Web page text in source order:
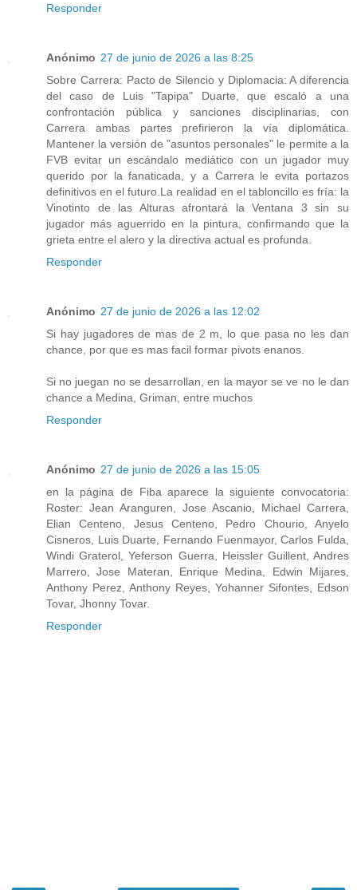
Responder
Anónimo 27 de junio de 2026 a las 8:25
Sobre Carrera: Pacto de Silencio y Diplomacia: A diferencia
del caso de Luis "Tapipa" Duarte, que escaló a una
confrontación pública y sanciones disciplinarias, con
Carrera ambas partes prefirieron la vía diplomática.
Mantener la versión de "asuntos personales" le permite a la
FVB evitar un escándalo mediático con un jugador muy
querido por la fanaticada, y a Carrera le evita portazos
definitivos en el futuro.La realidad en el tabloncillo es fría: la
Vinotinto de las Alturas afrontará la Ventana 3 sin su
jugador más aguerrido en la pintura, confirmando que la
grieta entre el alero y la directiva actual es profunda.
Responder
Anónimo 27 de junio de 2026 a las 12:02
Si hay jugadores de mas de 2 m, lo que pasa no les dan
chance, por que es mas facil formar pivots enanos.
Si no juegan no se desarrollan, en la mayor se ve no le dan
chance a Medina, Griman, entre muchos
Responder
Anónimo 27 de junio de 2026 a las 15:05
en la página de Fiba aparece la siguiente convocatoria:
Roster: Jean Aranguren, Jose Ascanio, Michael Carrera,
Elian Centeno, Jesus Centeno, Pedro Chourio, Anyelo
Cisneros, Luis Duarte, Fernando Fuenmayor, Carlos Fulda,
Windi Graterol, Yeferson Guerra, Heissler Guillent, Andres
Marrero, Jose Materan, Enrique Medina, Edwin Mijares,
Anthony Perez, Anthony Reyes, Yohanner Sifontes, Edson
Tovar, Jhonny Tovar.
Responder